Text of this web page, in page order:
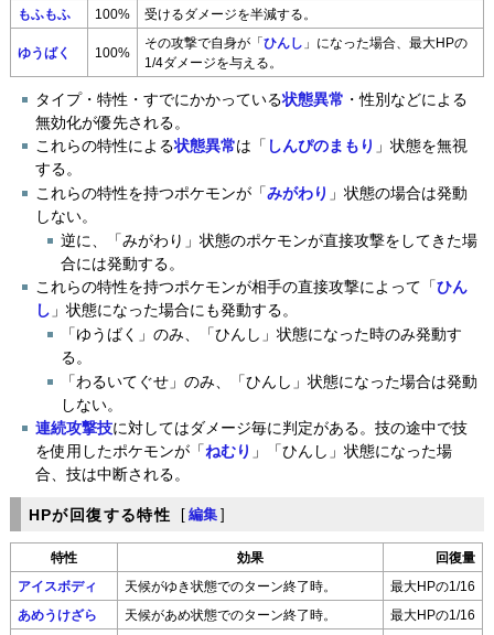
もふもふ 100% 受けるダメージを半減する。
ゆうばく 100%
その攻撃で自身が「 ひんし 」になった場合、最大HPの
1/4ダメージを与える。
タイプ・特性・すでにかかっている状態異常 ・性別などによる
無効化が優先される。
これらの特性による状態異常は「 しんぴのまもり 」状態を無視
する。
これらの特性を持つポケモンが「みがわり 」状態の場合は発動
しない。
逆に、「みがわり」状態のポケモンが直接攻撃をしてきた場
合には発動する。
これらの特性を持つポケモンが相手の直接攻撃によって「ひん
し 」状態になった場合にも発動する。
「ゆうばく」のみ、「ひんし」状態になった時のみ発動す
る。
「わるいてぐせ」のみ、「ひんし」状態になった場合は発動
しない。
連続攻撃技に対してはダメージ毎に判定がある。技の途中で技
を使用したポケモンが「ねむり 」「ひんし」状態になった場
合、技は中断される。
HPが回復する特性 [ 編集 ]
特性 効果 回復量
アイスボディ 天候がゆき状態でのターン終了時。 最大HPの1/16
あめうけざら 天候があめ状態でのターン終了時。 最大HPの1/16